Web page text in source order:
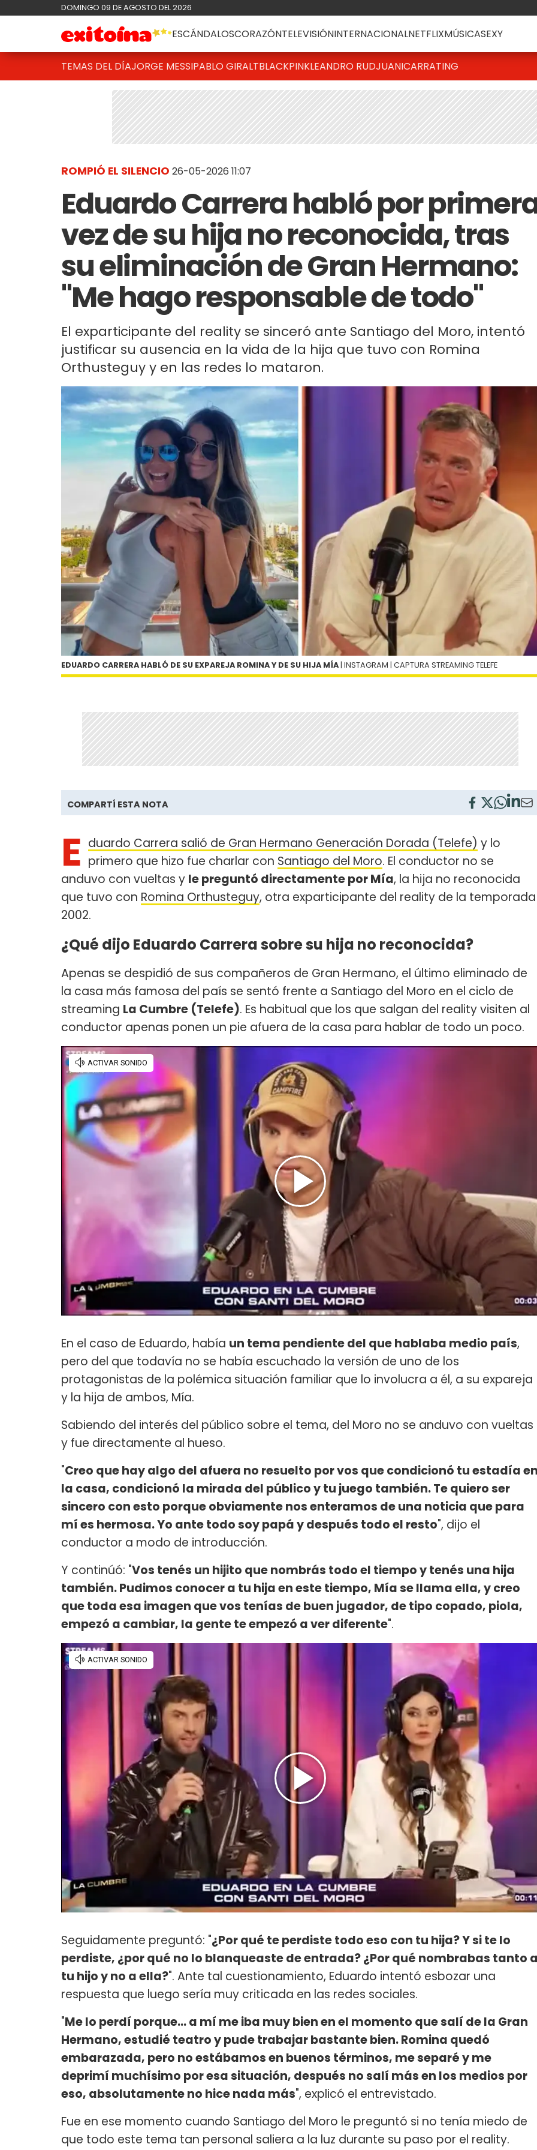
DOMINGO 09 DE AGOSTO DEL 2026
ESCÁNDALOSCORAZÓNTELEVISIÓNINTERNACIONALNETFLIXMÚSICASEXY
TEMAS DEL DÍAJORGE MESSIPABLO GIRALTBLACKPINKLEANDRO RUDJUANICARRATING
ROMPIÓ EL SILENCIO 26-05-2026 11:07
Eduardo Carrera habló por
vez de su hija no reconocida, tras
su eliminación de Gran Hermano:
"Me hago responsable de todo"
El exparticipante del reality se sinceró ante Santiago del Moro, intentó
justificar su ausencia en la vida de la hija que tuvo con Romina
Orthusteguy y en las redes lo mataron.
EDUARDO CARRERA HABLÓ DE SU EXPAREJA ROMINA Y DE SU HIJA MÍA | INSTAGRAM | CAPTURA STREAMING TELEFE
COMPARTÍ ESTA NOTA
E duardo Carrera salió de Gran Hermano Generación Dorada (Telefe) y lo
primero que hizo fue charlar con Santiago del Moro. El conductor no se
anduvo con vueltas y le preguntó directamente por Mía, la hija no reconocida
que tuvo con Romina Orthusteguy, otra exparticipante del reality de la temporada
2002.
¿Qué dijo Eduardo Carrera sobre su hija no reconocida?
Apenas se despidió de sus compañeros de Gran Hermano, el último eliminado de
la casa más famosa del país se sentó frente a Santiago del Moro en el ciclo de
streaming La Cumbre (Telefe). Es habitual que los que salgan del reality visiten al
conductor apenas ponen un pie afuera de la casa para hablar de todo un poco.
En el caso de Eduardo, había un tema pendiente del que hablaba medio país,
pero del que todavía no se había escuchado la versión de uno de los
protagonistas de la polémica situación familiar que lo involucra a él, a su expareja
y la hija de ambos, Mía.
Sabiendo del interés del público sobre el tema, del Moro no se anduvo con vueltas
y fue directamente al hueso.
"Creo que hay algo del afuera no resuelto por vos que condicionó tu estadía
la casa, condicionó la mirada del público y tu juego también. Te quiero ser
sincero con esto porque obviamente nos enteramos de una noticia que para
mí es hermosa. Yo ante todo soy papá y después todo el resto", dijo el
conductor a modo de introducción.
Y continúó: "Vos tenés un hijito que nombrás todo el tiempo y tenés una hija
también. Pudimos conocer a tu hija en este tiempo, Mía se llama ella, y creo
que toda esa imagen que vos tenías de buen jugador, de tipo copado, piola,
empezó a cambiar, la gente te empezó a ver diferente".
Seguidamente preguntó: "¿Por qué te perdiste todo eso con tu hija? Y si te lo
perdiste, ¿por qué no lo blanqueaste de entrada? ¿Por qué nombrabas tanto
tu hijo y no a ella?". Ante tal cuestionamiento, Eduardo intentó esbozar una
respuesta que luego sería muy criticada en las redes sociales.
"Me lo perdí porque... a mí me iba muy bien en el momento que salí de la Gran
Hermano, estudié teatro y pude trabajar bastante bien. Romina quedó
embarazada, pero no estábamos en buenos términos, me separé y me
deprimí muchísimo por esa situación, después no salí más en los medios por
eso, absolutamente no hice nada más", explicó el entrevistado.
Fue en ese momento cuando Santiago del Moro le preguntó si no tenía miedo de
que todo este tema tan personal saliera a la luz durante su paso por el reality.